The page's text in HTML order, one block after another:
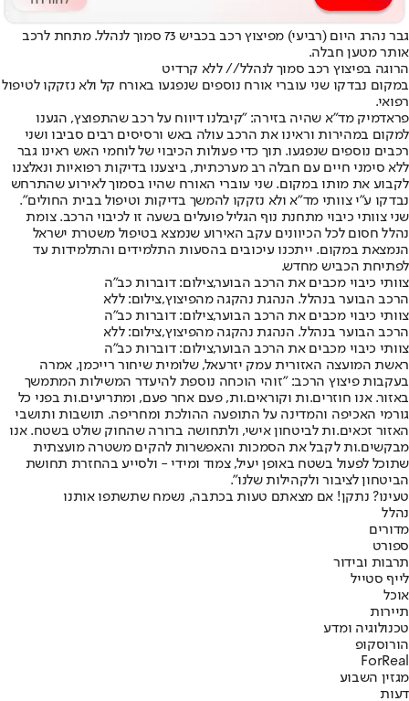
גבר נהרג היום (רביעי) מפיצוץ רכב בכביש 73 סמוך לנהלל. מתחת לרכב
אותר מטען חבלה.
הרוגה בפיצוץ רכב סמוך לנהלל// ללא קרדיט
במקום נבדקו שני עוברי אורח נוספים שנפגעו באורח קל ולא נזקקו לטיפול
רפואי.
פראדמיק מד"א שהיה בזירה: "קיבלנו דיווח על רכב שהתפוצץ, הגענו
למקום במהירות וראינו את הרכב עולה באש ורסיסים רבים סביבו ושני
רכבים נוספים שנפגעו. תוך כדי פעולות הכיבוי של לוחמי האש ראינו גבר
ללא סימני חיים עם חבלה רב מערכתית, ביצענו בדיקות רפואיות ונאלצנו
לקבוע את מותו במקום. שני עוברי האורח שהיו בסמוך לאירוע שהתרחש
נבדקו ע"י צוותי מד"א ולא נזקקו להמשך בדיקות וטיפול בבית החולים".
שני צוותי כיבוי מתחנת נוף הגליל פועלים בשעה זו לכיבוי הרכב. צומת
נהלל חסום לכל הכיוונים עקב האירוע שנמצא בטיפול משטרת ישראל
הנמצאת במקום. ייתכנו עיכובים בהסעות התלמידים והתלמידות עד
לפתיחת הכביש מחדש.
צוותי כיבוי מכבים את הרכב הבוער,צילום: דוברות כב"ה
הרכב הבוער בנהלל. הנהגת נהקגה מהפיצוץ,צילום: ללא
צוותי כיבוי מכבים את הרכב הבוער,צילום: דוברות כב"ה
הרכב הבוער בנהלל. הנהגת נהקגה מהפיצוץ,צילום: ללא
צוותי כיבוי מכבים את הרכב הבוער,צילום: דוברות כב"ה
ראשת המועצה האזורית עמק יזרעאל, שלומית שיחור רייכמן, אמרה
בעקבות פיצוץ הרכב: "זוהי הוכחה נוספת להיעדר המשילות המתמשך
באזור. אנו חוזרים.ות וקוראים.ות, פעם אחר פעם, ומתריעים.ות בפני כל
גורמי האכיפה והמדינה על התופעה ההולכת ומחריפה. תושבות ותושבי
האזור זכאים.ות לביטחון אישי, ולתחושה ברורה שהחוק שולט בשטח. אנו
מבקשים.ות לקבל את הסמכות והאפשרות להקים משטרה מועצתית
שתוכל לפעול בשטח באופן יעיל, צמוד ומידי - ולסייע בהחזרת תחושת
הביטחון לציבור ולקהילות שלנו".
טעינו? נתקן! אם מצאתם טעות בכתבה, נשמח שתשתפו אותנו
נהלל
מדורים
ספורט
תרבות ובידור
לייף סטייל
אוכל
תיירות
טכנולוגיה ומדע
הורוסקופ
ForReal
מגזין השבוע
דעות